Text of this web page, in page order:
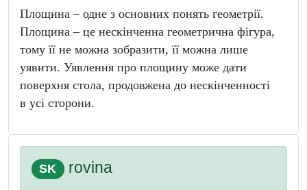
Площина – одне з основних понять геометрії.
Площина – це нескінченна геометрична фігура,
тому її не можна зобразити, її можна лише
уявити. Уявлення про площину може дати
поверхня стола, продовжена до нескінченності
в усі сторони.
SK rovina